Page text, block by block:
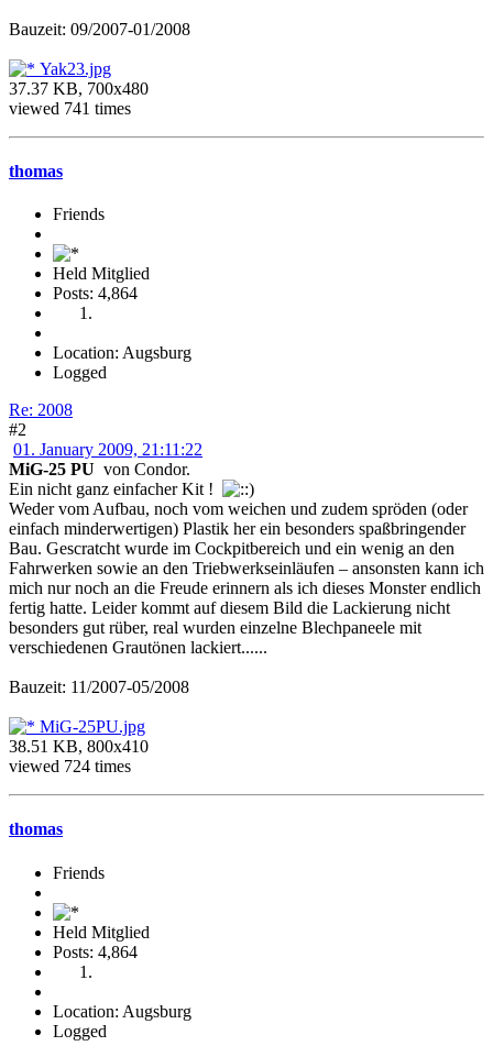
Bauzeit: 09/2007-01/2008
Yak23.jpg
37.37 KB, 700x480
viewed 741 times
thomas
Friends
Held Mitglied
Posts: 4,864
Location: Augsburg
Logged
Re: 2008
#2
01. January 2009, 21:11:22
MiG-25 PU von Condor.
Ein nicht ganz einfacher Kit !
Weder vom Aufbau, noch vom weichen und zudem spröden (oder
einfach minderwertigen) Plastik her ein besonders spaßbringender
Bau. Gescratcht wurde im Cockpitbereich und ein wenig an den
Fahrwerken sowie an den Triebwerkseinläufen – ansonsten kann ich
mich nur noch an die Freude erinnern als ich dieses Monster endlich
fertig hatte. Leider kommt auf diesem Bild die Lackierung nicht
besonders gut rüber, real wurden einzelne Blechpaneele mit
verschiedenen Grautönen lackiert......
Bauzeit: 11/2007-05/2008
MiG-25PU.jpg
38.51 KB, 800x410
viewed 724 times
thomas
Friends
Held Mitglied
Posts: 4,864
Location: Augsburg
Logged